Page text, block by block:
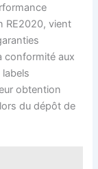
RE2020, vient
conformité aux
obtention
du dépôt de